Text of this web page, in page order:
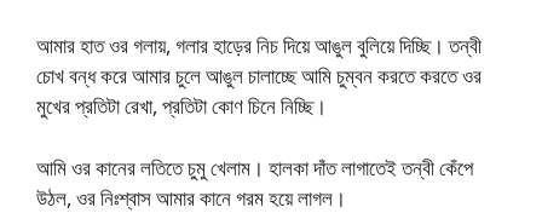
আমার হাত ওর গলায়, গলার হাড়ের নিচ দিয়ে আঙুল বুলিয়ে দিচ্ছি। তন্বী
চোখ বন্ধ করে আমার চুলে আঙুল চালাচ্ছে আমি চুম্বন করতে করতে ওর
মুখের প্রতিটা রেখা, প্রতিটা কোণ চিনে নিচ্ছি।
আমি ওর কানের লতিতে চুমু খেলাম। হালকা দাঁত লাগাতেই তন্বী কেঁপে
উঠল, ওর নিঃশ্বাস আমার কানে গরম হয়ে লাগল।